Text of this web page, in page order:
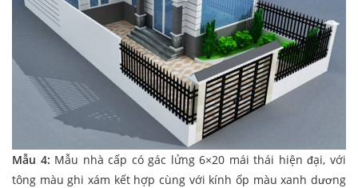
Mẫu 4: Mẫu nhà cấp có gác lửng 6×20 mái thái hiện đại, với
tông màu ghi xám kết hợp cùng với kính ốp màu xanh dương